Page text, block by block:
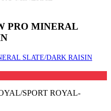
PRO MINERAL
SLATE/DARK RAISIN